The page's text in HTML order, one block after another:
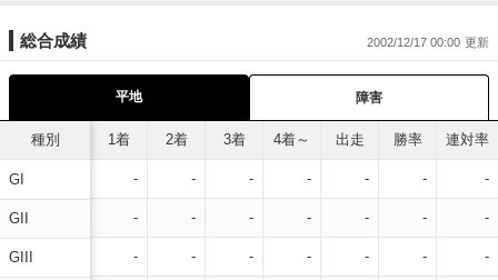
総合成績 2002/12/17 00:00
平地 障害
種別
GI
GII
GIII
1着 2着 3着 4着～ 出走 勝率 連対率
- - - - - - -
- - - - - - -
- - - - - - -